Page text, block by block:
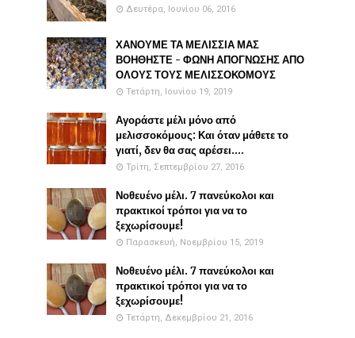
Δευτέρα, Ιουνίου 06, 2016
ΧΑΝΟΥΜΕ ΤΑ ΜΕΛΙΣΣΙΑ ΜΑΣ
ΒΟΗΘΗΣΤΕ - ΦΩΝΗ ΑΠΟΓΝΩΣΗΣ ΑΠΟ
ΟΛΟΥΣ ΤΟΥΣ ΜΕΛΙΣΣΟΚΟΜΟΥΣ
Τετάρτη, Ιουνίου 19, 2019
Αγοράστε μέλι μόνο από
μελισσοκόμους: Και όταν μάθετε το
γιατί, δεν θα σας αρέσει....
Τρίτη, Σεπτεμβρίου 27, 2016
Νοθευένο μέλι. 7 πανεύκολοι και
πρακτικοί τρόποι για να το
ξεχωρίσουμε!
Παρασκευή, Νοεμβρίου 15, 2019
Νοθευένο μέλι. 7 πανεύκολοι και
πρακτικοί τρόποι για να το
ξεχωρίσουμε!
Τετάρτη, Δεκεμβρίου 21, 2016